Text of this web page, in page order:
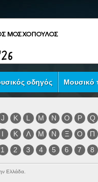
οδηγός Μουσικό
J K L M N O P
Q
Ι Κ Λ Μ Ν Ξ Ο
Π
1 2 3 4 5 6 7 8
Ελλάδα.